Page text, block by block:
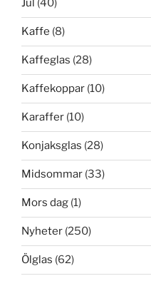
Jul (40)
Kaffe (8)
Kaffeglas (28)
Kaffekoppar (10)
Karaffer (10)
Konjaksglas (28)
Midsommar (33)
Mors dag (1)
Nyheter (250)
Ölglas (62)